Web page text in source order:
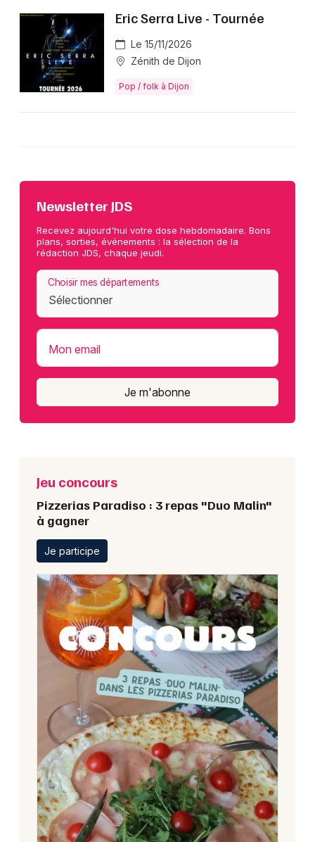
Eric Serra Live - Tournée
Le 15/11/2026
Zénith de Dijon
Pop / folk à Dijon
Newsletter JDS
Recevez aujourd'hui votre dose hebdomadaire. Bons
plans, sorties, événements : la sélection de la
rédaction JDS, chaque jeudi.
Choisir mes départements
Mon email
Je m'abonne
Jeu concours
Pizzerias Paradiso : 3 repas "Duo Malin"
à gagner
Je participe